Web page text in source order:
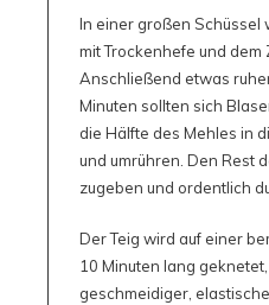
In einer großen Schüssel
mit Trockenhefe und dem
Anschließend etwas
Minuten sollten sich
die Hälfte des Mehles in
und umrühren. Den Rest
zugeben und ordentlich
Der Teig wird auf einer
10 Minuten lang
geschmeidiger,